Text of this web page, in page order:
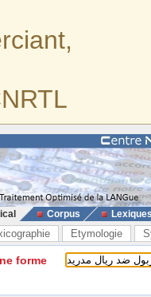
Corpus
Etymologie
forme